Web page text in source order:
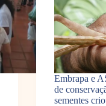
Embrapa e
de
sementes